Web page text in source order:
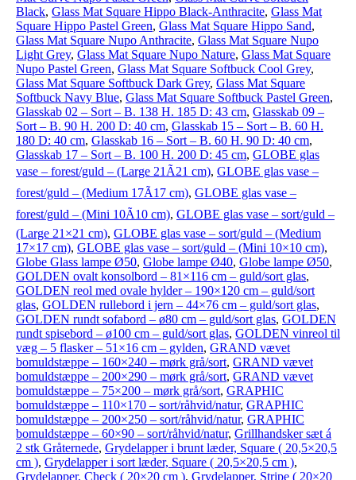
Black, Glass Mat Square Hippo Black-Anthracite, Glass Mat
Square Hippo Pastel Green, Glass Mat Square Hippo Sand,
Glass Mat Square Nupo Anthracite, Glass Mat Square Nupo
Light Grey, Glass Mat Square Nupo Nature, Glass Mat Square
Nupo Pastel Green, Glass Mat Square Softbuck Cool Grey,
Glass Mat Square Softbuck Dark Grey, Glass Mat Square
Softbuck Navy Blue, Glass Mat Square Softbuck Pastel Green,
Glasskab 02 – Sort – B. 138 H. 185 D: 43 cm, Glasskab 09 –
Sort – B. 90 H. 200 D: 40 cm, Glasskab 15 – Sort – B. 60 H.
180 D: 40 cm, Glasskab 16 – Sort – B. 60 H. 90 D: 40 cm,
Glasskab 17 – Sort – B. 100 H. 200 D: 45 cm, GLOBE glas
vase – forest/guld – (Large 21Ã21 cm), GLOBE glas vase –
forest/guld – (Medium 17Ã17 cm), GLOBE glas vase –
forest/guld – (Mini 10Ã10 cm), GLOBE glas vase – sort/guld –
(Large 21×21 cm), GLOBE glas vase – sort/guld – (Medium
17×17 cm), GLOBE glas vase – sort/guld – (Mini 10×10 cm),
Globe Glass lampe Ø50, Globe lampe Ø40, Globe lampe Ø50,
GOLDEN ovalt konsolbord – 81×116 cm – guld/sort glas,
GOLDEN reol med ovale hylder – 190×120 cm – guld/sort
glas, GOLDEN rullebord i jern – 44×76 cm – guld/sort glas,
GOLDEN rundt sofabord – ø80 cm – guld/sort glas, GOLDEN
rundt spisebord – ø100 cm – guld/sort glas, GOLDEN vinreol til
væg – 5 flasker – 51×16 cm – gylden, GRAND vævet
bomuldstæppe – 160×240 – mørk grå/sort, GRAND vævet
bomuldstæppe – 200×290 – mørk grå/sort, GRAND vævet
bomuldstæppe – 75×200 – mørk grå/sort, GRAPHIC
bomuldstæppe – 110×170 – sort/råhvid/natur, GRAPHIC
bomuldstæppe – 200×250 – sort/råhvid/natur, GRAPHIC
bomuldstæppe – 60×90 – sort/råhvid/natur, Grillhandsker sæt á
2 stk Gråternede, Grydelapper i brunt læder, Square ( 20,5×20,5
cm ), Grydelapper i sort læder, Square ( 20,5×20,5 cm ),
Grydelapper, Check ( 20×20 cm ), Grydelapper, Stripe ( 20×20